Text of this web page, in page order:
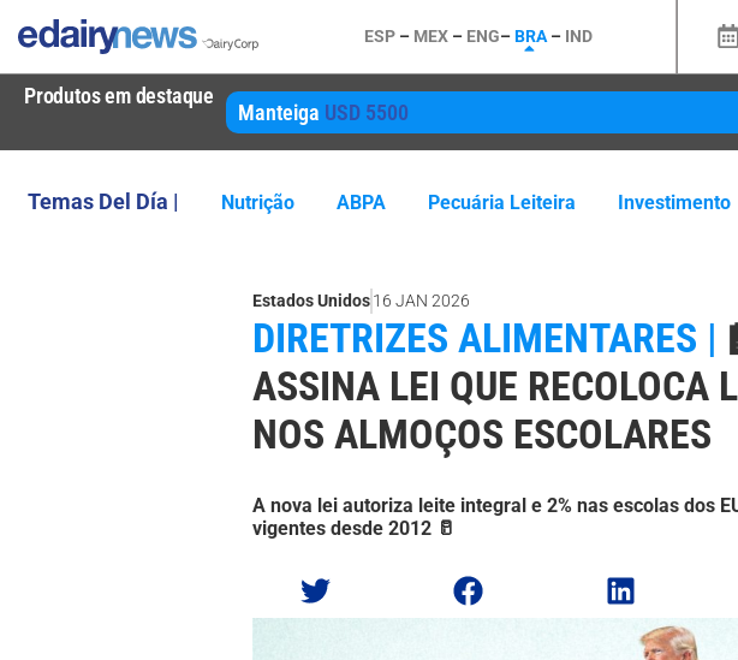
ESP – MEX – ENG–BRA – IND
Produtos em destaque
Manteiga USD 5500
Temas Del Día | Nutrição ABPA Pecuária Leiteira Investimento
Estados Unidos16 JAN 2026
DIRETRIZES ALIMENTARES |
ASSINA LEI QUE RECOLOCA
NOS ALMOÇOS ESCOLARES
A nova lei autoriza leite integral e 2% nas escolas dos
vigentes desde 2012 🥛